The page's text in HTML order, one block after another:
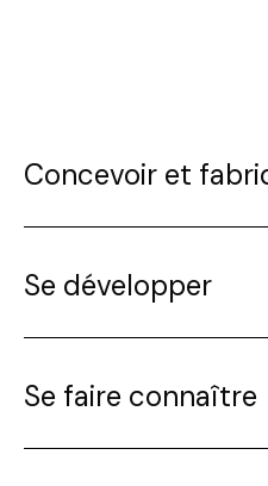
Concevoir et
Se développer
Se faire connaître